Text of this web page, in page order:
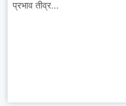
प्रभाव तीव्र...